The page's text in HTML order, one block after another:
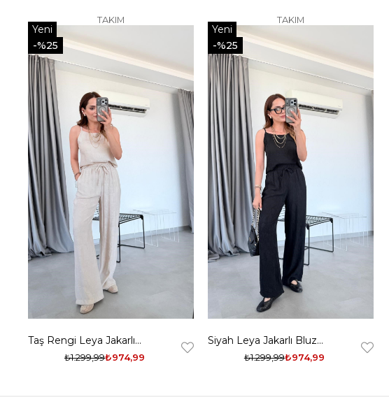
TAKIM
Taş Rengi Leya Jakarlı
Bluz Pantolon Takım
₺974,99
₺1.299,99
Yeni
Ürün
%25
TAKIM
Siyah Leya Jakarlı Bluz
Pantolon Takım₺974,99
₺1.299,99
Yeni
Ürün
%25